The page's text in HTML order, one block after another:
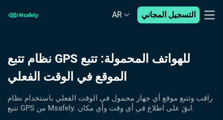
AR التسجيل المجاني
نظام تتبع GPS للهواتف المحمولة: تتبع
الموقع في الوقت الفعلي
راقب وتتبع موقع أي جهاز محمول في الوقت الفعلي باستخدام نظام
تتبع GPS من Msafely. ابقَ على اطلاع في أي وقت وأي مكان.